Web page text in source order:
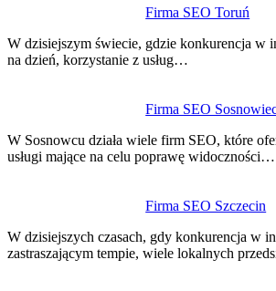
Firma SEO Toruń
W dzisiejszym świecie, gdzie konkurencja w
na dzień, korzystanie z usług…
Firma SEO
W Sosnowcu działa wiele firm SEO, które
usługi mające na celu poprawę widoczności…
Firma SEO Szczecin
W dzisiejszych czasach, gdy konkurencja w
zastraszającym tempie, wiele lokalnych
wpisu